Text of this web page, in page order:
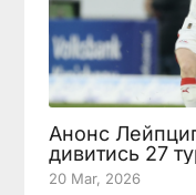
Анонс
дивитись 27
20 Mar, 2026